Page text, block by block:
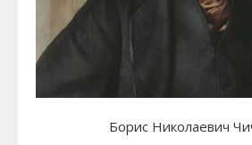
Борис Николаевич